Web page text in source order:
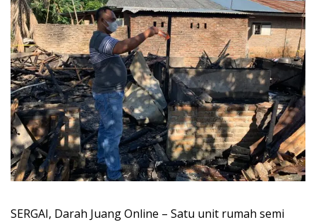
SERGAI, Darah Juang Online – Satu unit rumah semi